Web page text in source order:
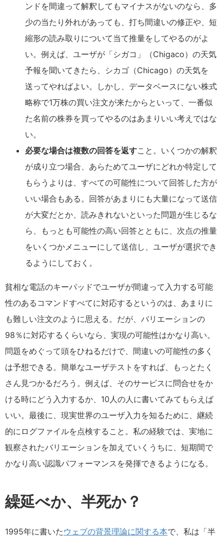
ンドを間違って解釈してもマイナスがないのなら、多
少の当たり外れがあっても、打ち間違いの修正や、短
縮形の読み取りについて当て推量をしてやるのがよ
い。例えば、ユーザが「シガコ」（Chigaco）の天気
予報を聞いてきたら、シカゴ（Chicago）の天気を
送ってやればよい。しかし、データベースにない株式
略称で1万株の買い注文が来たからといって、一番似
た名前の株券を買ってやるのはあまりいい考えではな
い。
必要な場合は複数の回答を返すこと。いくつかの解釈
が成り立つ場合、あらためてユーザにどれか特定して
もらうよりは、すべての可能性について回答した方が
いい場合もある。回答があまりにも大量になって送信
が大変だとか、読みきれないといった問題が生じるな
ら、もっとも可能性の高い回答とともに、次点の推量
をいくつかメニューにして送信し、ユーザが選択でき
るようにしておく。
貧相な電話のキーパッドでユーザが間違って入力する可能
性のあるコマンドすべてに対応するというのは、あまりに
も難しい注文のように思える。だが、バリエーションの
98％に対応するくらいなら、実現の可能性はかなり高い。
問題をめぐって頭をひねるだけで、間違いの可能性の多く
は予想できる。簡単なユーザテストをすれば、もっとたく
さん見つかるだろう。例えば、そのサービスに問合せをか
ける時にどう入力するか、10人の人に書いてみてもらえば
いい。最後に、現実世界のユーザ入力を知るために、継続
的にログファイルを点検すること。私の経験では、実地に
観察されたバリエーションを加えていくうちに、短期間で
かなり高い認識パフォーマンスを発揮できるようになる。
繰延べか、半死か？
1995年に書いた ウェブの背景理論に関する本で、私は「半